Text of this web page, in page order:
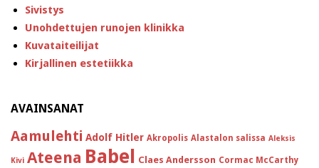
Sivistys
Unohdettujen runojen klinikka
Kuvataiteilijat
Kirjallinen estetiikka
AVAINSANAT
Aamulehti Adolf Hitler Akropolis Alastalon salissa Aleksis
Kivi Ateena Babel Claes Andersson Cormac McCarthy